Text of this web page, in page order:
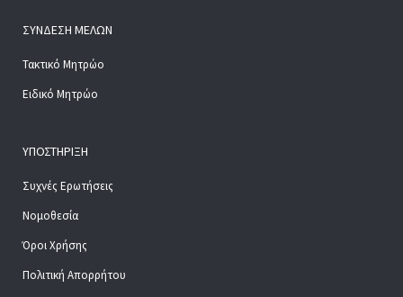
ΣΎΝΔΕΣΗ ΜΕΛΏΝ
Τακτικό Μητρώο
Ειδικό Μητρώο
ΥΠΟΣΤΉΡΙΞΗ
Συχνές Ερωτήσεις
Νομοθεσία
Όροι Χρήσης
Πολιτική Απορρήτου